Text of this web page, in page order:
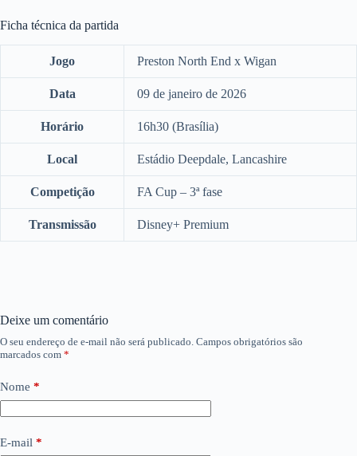
Ficha técnica da partida
Jogo Preston North End x Wigan
Data 09 de janeiro de 2026
Horário 16h30 (Brasília)
Local Estádio Deepdale, Lancashire
Competição FA Cup – 3ª fase
Transmissão Disney+ Premium
Deixe um comentário
O seu endereço de e-mail não será publicado. Campos obrigatórios são
marcados com *
Nome *
E-mail *